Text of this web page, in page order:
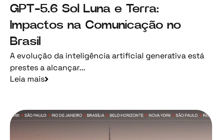
GPT-5.6 Sol Luna e Terra:
Impactos na Comunicação no
Brasil
A evolução da inteligência artificial generativa está
prestes a alcançar...
Leia mais